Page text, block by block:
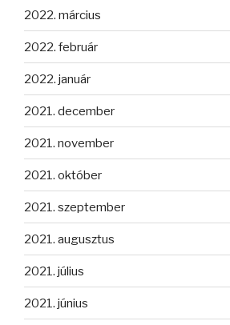
2022. március
2022. február
2022. január
2021. december
2021. november
2021. október
2021. szeptember
2021. augusztus
2021. július
2021. június